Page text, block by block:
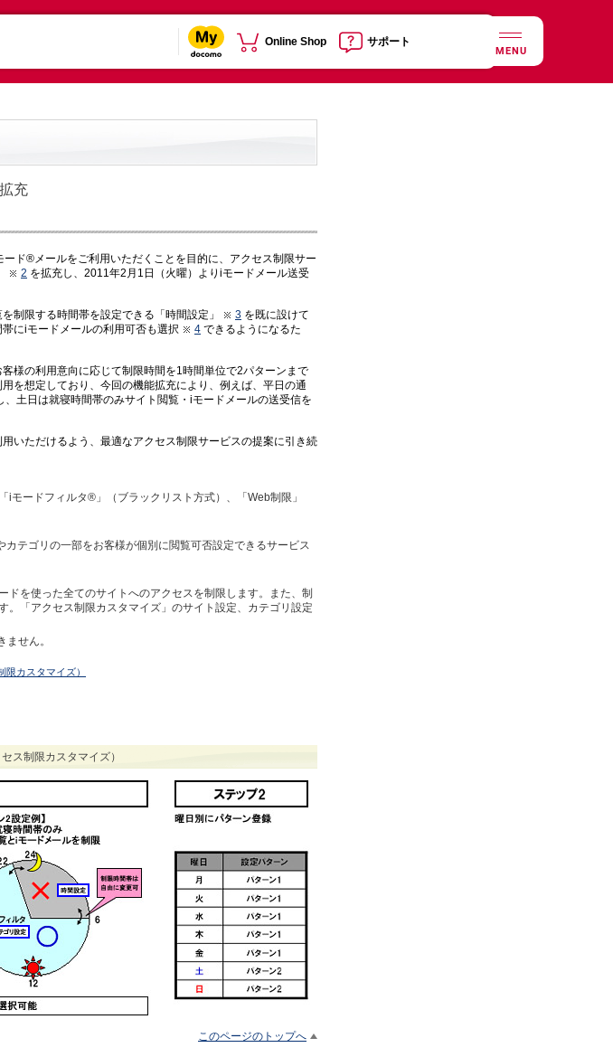
Online Shop サポート
MENU
充
ド®メールをご利用いただくことを目的に、アクセス制限サー
2 を拡充し、2011年2月1日（火曜）よりiモードメール送受
制限する時間帯を設定できる「時間設定」 3 を既に設けて
にiモードメールの利用可否も選択
4 できるようになるた
様の利用意向に応じて制限時間を1時間単位で2パターンまで
を想定しており、今回の機能拡充により、例えば、平日の通
土日は就寝時間帯のみサイト閲覧・iモードメールの送受信を
いただけるよう、最適なアクセス制限サービスの提案に引き続
iモードフィルタ®」（ブラックリスト方式）、「Web制限」
テゴリの一部をお客様が個別に閲覧可否設定できるサービス
を使った全てのサイトへのアクセスを制限します。また、制
「アクセス制限カスタマイズ」のサイト設定、カテゴリ設定
せん。
限カスタマイズ）
ス制限カスタマイズ）
このページのトップへ